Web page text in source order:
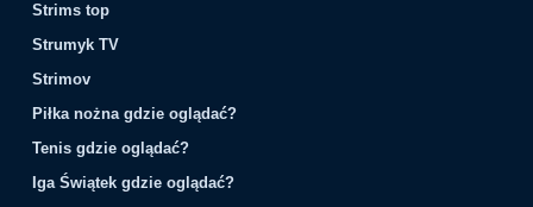
Strims top
Strumyk TV
Strimov
Piłka nożna gdzie oglądać?
Tenis gdzie oglądać?
Iga Świątek gdzie oglądać?